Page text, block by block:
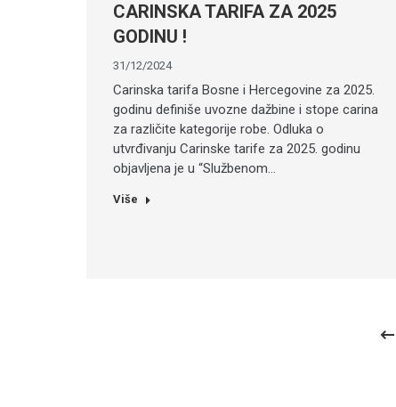
CARINSKA TARIFA ZA 2025
GODINU !
31/12/2024
Carinska tarifa Bosne i Hercegovine za 2025.
godinu definiše uvozne dažbine i stope carina
za različite kategorije robe. Odluka o
utvrđivanju Carinske tarife za 2025. godinu
objavljena je u “Službenom…
Više